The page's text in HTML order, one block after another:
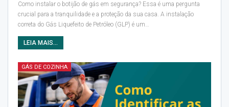
Como instalar o botijão de gás em segurança? Essa é uma pergunta
crucial para a tranquilidade e a proteção da sua casa. A instalação
correta do Gás Liquefeito de Petróleo (GLP) é um…
LEIA MAIS...
GÁS DE COZINHA